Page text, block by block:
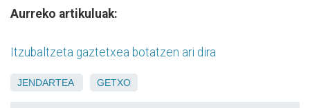
Aurreko artikuluak:
Itzubaltzeta gaztetxea botatzen ari dira
JENDARTEA GETXO